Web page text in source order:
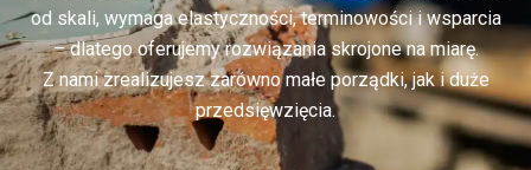
od skali, wymaga elastyczności, terminowości i wsparcia
– dlatego oferujemy rozwiązania skrojone na miarę.
Z nami zrealizujesz zarówno małe porządki, jak i duże
przedsięwzięcia.